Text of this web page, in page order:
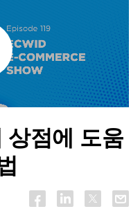
점에 도움